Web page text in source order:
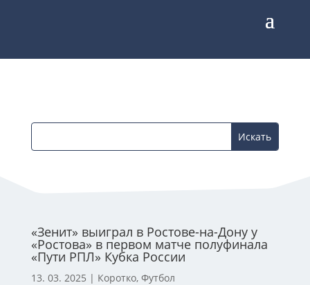
«Зенит» выиграл в Ростове-на-Дону у
«Ростова» в первом матче полуфинала
«Пути РПЛ» Кубка России
13. 03. 2025 | Коротко, Футбол